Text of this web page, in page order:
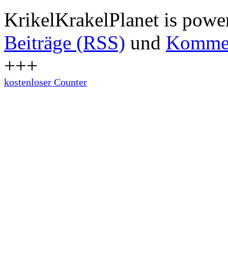
KrikelKrakelPlanet is
Beiträge (RSS) und
+++
kostenloser Counter